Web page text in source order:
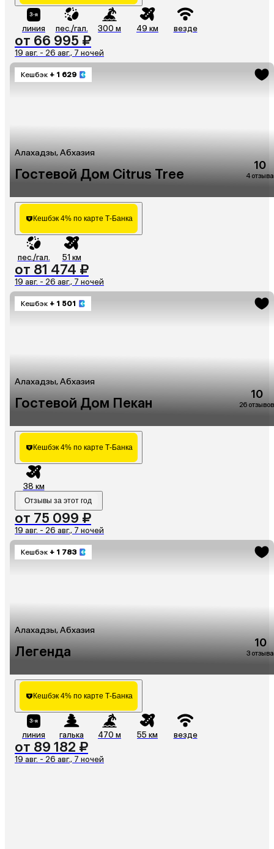
линия пес./гал. 300 м 49 км везде
от 66 995 ₽
19 авг. - 26 авг., 7 ночей
Кешбэк + 1 629
Алахадзы, Абхазия
Гостевой Дом Citrus Tree
10
4 отзыва
Кешбэк 4% по карте Т-Банка
пес./гал. 51 км
от 81 474 ₽
19 авг. - 26 авг., 7 ночей
Кешбэк + 1 501
Алахадзы, Абхазия
Гостевой Дом Пекан
10
26 отзывов
Кешбэк 4% по карте Т-Банка
38 км
Отзывы за этот год
от 75 099 ₽
19 авг. - 26 авг., 7 ночей
Кешбэк + 1 783
Алахадзы, Абхазия
Легенда
10
3 отзыва
Кешбэк 4% по карте Т-Банка
линия галька 470 м 55 км везде
от 89 182 ₽
19 авг. - 26 авг., 7 ночей